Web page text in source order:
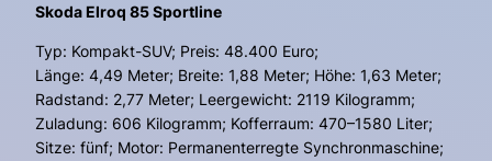
Skoda Elroq 85 Sportline
Typ: Kompakt-SUV; Preis: 48.400 Euro;
Länge: 4,49 Meter; Breite: 1,88 Meter; Höhe: 1,63 Meter;
Radstand: 2,77 Meter; Leergewicht: 2119 Kilogramm;
Zuladung: 606 Kilogramm; Kofferraum: 470–1580 Liter;
Sitze: fünf; Motor: Permanenterregte Synchronmaschine;